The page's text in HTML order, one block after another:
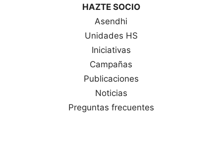
HAZTE SOCIO
Asendhi
Unidades HS
Iniciativas
Campañas
Publicaciones
Noticias
Preguntas frecuentes